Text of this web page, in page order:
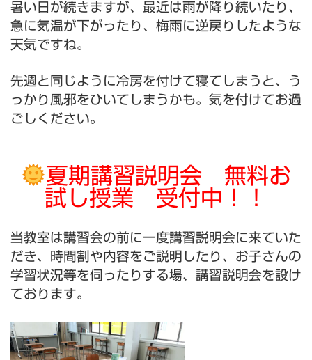
暑い日が続きますが、最近は雨が降り続いたり、
急に気温が下がったり、梅雨に逆戻りしたような
天気ですね。
先週と同じように冷房を付けて寝てしまうと、う
っかり風邪をひいてしまうかも。気を付けてお過
ごしください。
夏期講習説明会 無料お
試し授業 受付中！！
当教室は講習会の前に一度講習説明会に来ていた
だき、時間割や内容をご説明したり、お子さんの
学習状況等を伺ったりする場、講習説明会を設け
ております。